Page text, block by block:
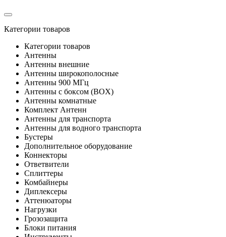
Категории товаров
Категории товаров
Антенны
Антенны внешние
Антенны широкополосные
Антенны 900 МГц
Антенны с боксом (BOX)
Антенны комнатные
Комплект Антенн
Антенны для транспорта
Антенны для водного транспорта
Бустеры
Дополнительное оборудование
Коннекторы
Ответвители
Сплиттеры
Комбайнеры
Диплексеры
Аттенюаторы
Нагрузки
Грозозащита
Блоки питания